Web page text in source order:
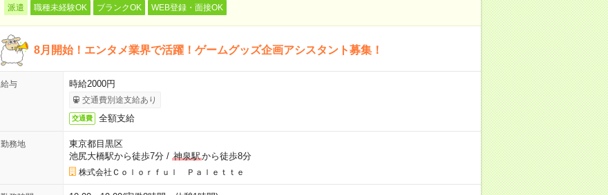
派遣 職種未経験OK ブランクOK WEB登録・面接OK
8月開始！エンタメ業界で活躍！ゲームグッズ企画アシスタント募集！
給与 時給2000円
交通費別途支給あり
交通費 全額支給
勤務地
東京都目黒区
池尻大橋駅から徒歩7分/ 神泉駅から徒歩8分
株式会社Ｃｏｌｏｒｆｕｌ Ｐａｌｅｔｔｅ